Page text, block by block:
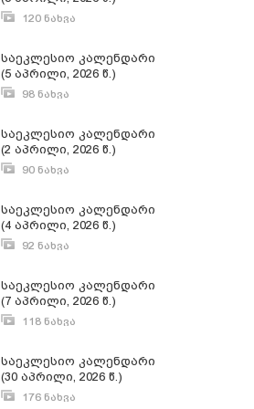
საეკლესიო
კალენდარი (3
120 ნახვა
საეკლესიო კალენდარი
(5 აპრილი, 2026 წ.)
98 ნახვა
საეკლესიო კალენდარი
(2 აპრილი, 2026 წ.)
90 ნახვა
საეკლესიო კალენდარი
(4 აპრილი, 2026 წ.)
92 ნახვა
საეკლესიო კალენდარი
(7 აპრილი, 2026 წ.)
118 ნახვა
საეკლესიო კალენდარი
(30 აპრილი, 2026 წ.)
176 ნახვა